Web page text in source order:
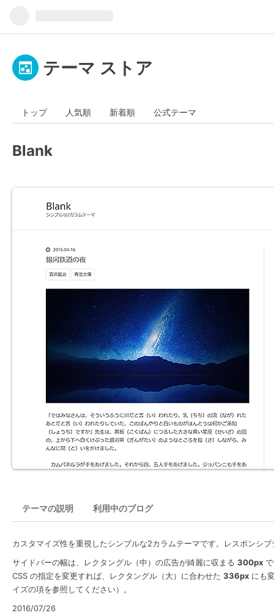
テーマ ストア
トップ 人気順 新着順 公式テーマ
Blank
テーマの説明 利用中のブログ
カスタマイズ性を重視したシンプルな2カラムテーマです。レスポンシ
サイドバーの幅は、レクタングル（中）の広告が綺麗に収まる 300px
CSS の指定を変更すれば、レクタングル（大）に合わせた 336px にも
イズの項を参照してください）。
2016/07/26